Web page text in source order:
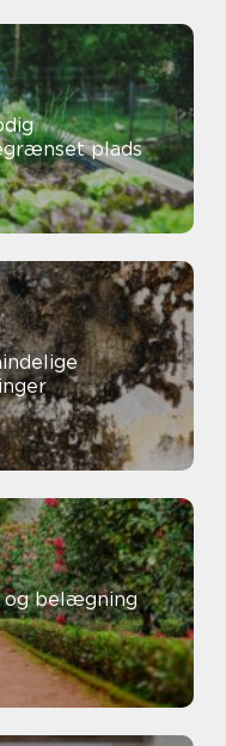
plads
og belægning